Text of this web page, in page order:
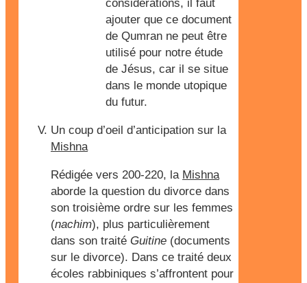
considérations, il faut
ajouter que ce document
de Qumran ne peut être
utilisé pour notre étude
de Jésus, car il se situe
dans le monde utopique
du futur.
Un coup d’oeil d’anticipation sur la
Mishna
Rédigée vers 200-220, la Mishna
aborde la question du divorce dans
son troisième ordre sur les femmes
(nachim), plus particulièrement
dans son traité Guitine (documents
sur le divorce). Dans ce traité deux
écoles rabbiniques s’affrontent pour